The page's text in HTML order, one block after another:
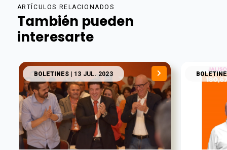
ARTÍCULOS RELACIONADOS
También pueden
interesarte
BOLETINES | 13 JUL. 2023